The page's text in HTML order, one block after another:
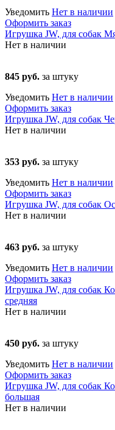
Уведомить Нет в наличии
Оформить заказ
Игрушка JW, для собак
Нет в наличии
845 руб. за штуку
Уведомить Нет в наличии
Оформить заказ
Игрушка JW, для собак
Нет в наличии
353 руб. за штуку
Уведомить Нет в наличии
Оформить заказ
Игрушка JW, для собак
Нет в наличии
463 руб. за штуку
Уведомить Нет в наличии
Оформить заказ
Игрушка JW, для собак
средняя
Нет в наличии
450 руб. за штуку
Уведомить Нет в наличии
Оформить заказ
Игрушка JW, для собак
большая
Нет в наличии